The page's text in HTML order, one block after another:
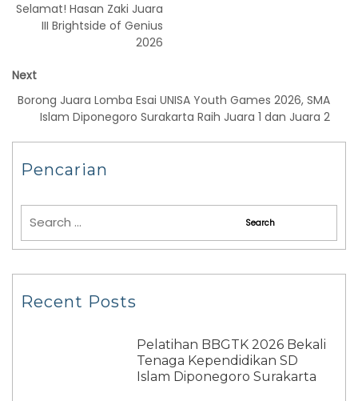
Selamat! Hasan Zaki Juara
III Brightside of Genius
2026
Next
Borong Juara Lomba Esai UNISA Youth Games 2026, SMA
Islam Diponegoro Surakarta Raih Juara 1 dan Juara 2
Pencarian
Recent Posts
Pelatihan BBGTK 2026 Bekali
Tenaga Kependidikan SD
Islam Diponegoro Surakarta